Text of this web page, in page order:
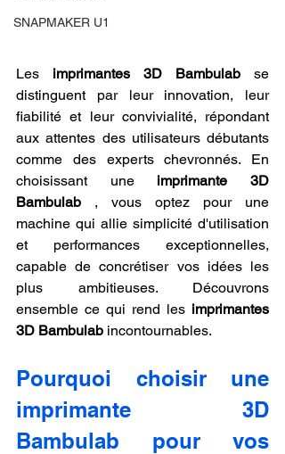
SNAPMAKER U1
Les imprimantes 3D Bambulab se
distinguent par leur innovation, leur
fiabilité et leur convivialité, répondant
aux attentes des utilisateurs débutants
comme des experts chevronnés. En
choisissant une imprimante 3D
Bambulab , vous optez pour une
machine qui allie simplicité d'utilisation
et performances exceptionnelles,
capable de concrétiser vos idées les
plus ambitieuses. Découvrons
ensemble ce qui rend les imprimantes
3D Bambulab incontournables.
Pourquoi choisir une
imprimante 3D
Bambulab pour vos